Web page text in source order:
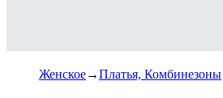
Женское Платья, Комбинезоны